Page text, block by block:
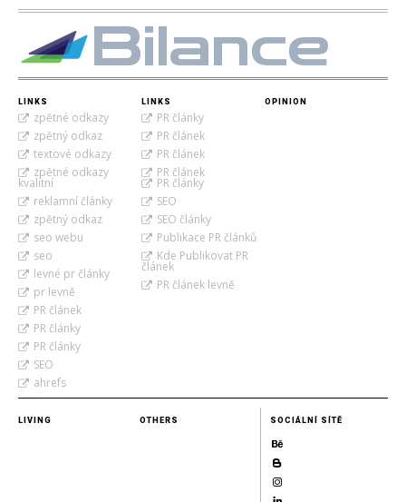
Bilance
LINKS
zpětné odkazy
zpětný odkaz
textové odkazy
zpětné odkazy
kvalitní
reklamní články
zpětný odkaz
seo webu
seo
levné pr články
pr levně
PR článek
PR články
PR články
SEO
ahrefs
LINKS
PR články
PR článek
PR článek
PR článek
PR články
SEO
SEO články
Publikace PR článků
Kde Publikovat PR
článek
PR článek levně
OPINION
LIVING OTHERS SOCIÁLNÍ SÍTĚ